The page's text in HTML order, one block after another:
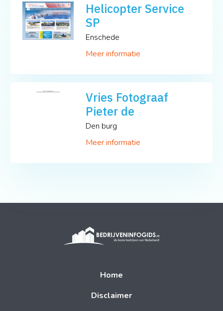
Helicopter Service
SP
Enschede
Meer informatie
Vries Fotograaf
Pieter de
Den burg
Meer informatie
Home
Disclaimer